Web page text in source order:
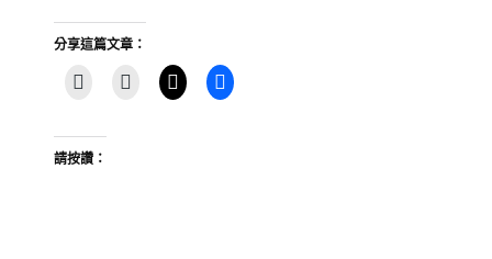
分享這篇文章：
請按讚：